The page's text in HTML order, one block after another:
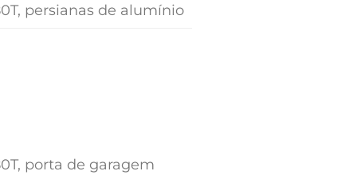
persianas de alumínio
porta de garagem